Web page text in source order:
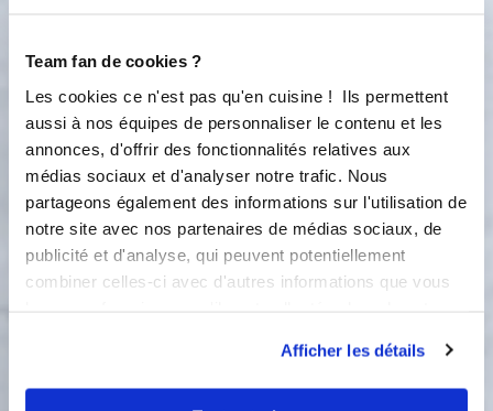
Team fan de cookies ?
Les cookies ce n'est pas qu'en cuisine ! Ils permettent
aussi à nos équipes de personnaliser le contenu et les
annonces, d'offrir des fonctionnalités relatives aux
médias sociaux et d'analyser notre trafic. Nous
partageons également des informations sur l'utilisation de
notre site avec nos partenaires de médias sociaux, de
publicité et d'analyse, qui peuvent potentiellement
combiner celles-ci avec d'autres informations que vous
Afficher les détails
L'ajoutez au mélange précédant.
Mélangez. Montez 260 g de crème en
chantilly. L'incorporez délicatement
au mélange précédant.
4
Étape 4 : le montage (J-1) Versez une
partie de la mousse pain d'épices dans
le fond du coup. Faites la remonter
sur les bords à laide de la petite
spatule coudée. Laissez prendre
génoise à la taille du moule. (Vous
pouvez congelez le reste de génoise